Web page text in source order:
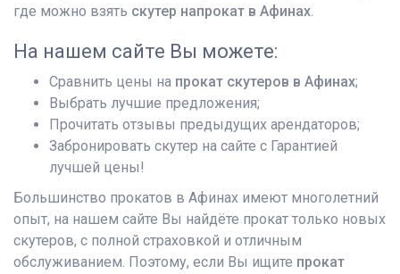
где можно взять скутер напрокат в Афинах.
На нашем сайте Вы можете:
Сравнить цены на прокат скутеров в Афинах;
Выбрать лучшие предложения;
Прочитать отзывы предыдущих арендаторов;
Забронировать скутер на сайте с Гарантией
лучшей цены!
Большинство прокатов в Афинах имеют многолетний
опыт, на нашем сайте Вы найдёте прокат только новых
скутеров, с полной страховкой и отличным
обслуживанием. Поэтому, если Вы ищите прокат